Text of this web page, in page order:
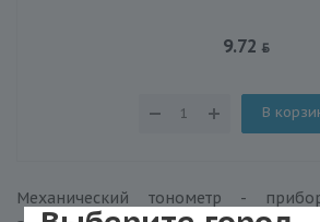
9.72
В
Механический тонометр -